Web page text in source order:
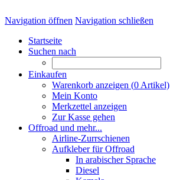
Navigation öffnen Navigation schließen
Startseite
Suchen nach
Einkaufen
Warenkorb anzeigen (0 Artikel)
Mein Konto
Merkzettel anzeigen
Zur Kasse gehen
Offroad und mehr...
Airline-Zurrschienen
Aufkleber für Offroad
In arabischer Sprache
Diesel